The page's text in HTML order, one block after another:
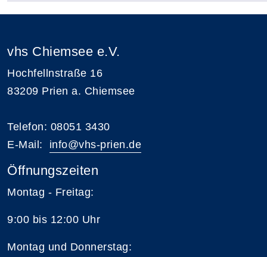
vhs Chiemsee e.V.
Hochfellnstraße 16
83209 Prien a. Chiemsee
Telefon: 08051 3430
E-Mail: info@vhs-prien.de
Öffnungszeiten
Montag - Freitag:
9:00 bis 12:00 Uhr
Montag und Donnerstag: